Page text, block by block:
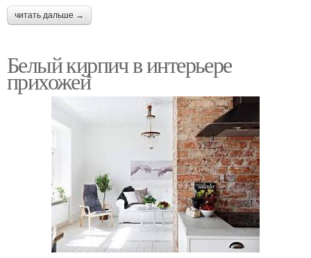
читать дальше →
Белый кирпич в интерьере
прихожей